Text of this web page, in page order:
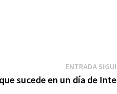
ENTRADA
sucede en un día de